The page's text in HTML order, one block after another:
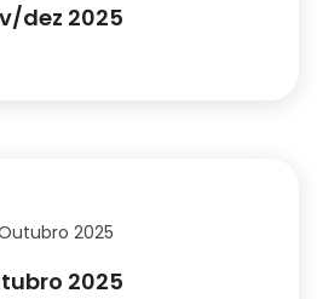
dez 2025
2025